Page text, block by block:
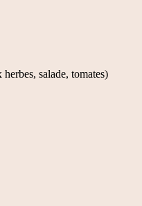
salade, tomates)